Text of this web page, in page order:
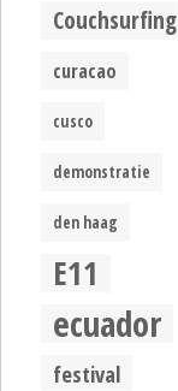
Couchsurfing
curacao
cusco
demonstratie
den haag
E11
ecuador
festival